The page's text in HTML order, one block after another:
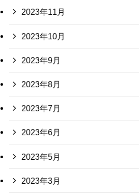
2023年11月
2023年10月
2023年9月
2023年8月
2023年7月
2023年6月
2023年5月
2023年3月